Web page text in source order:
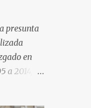
presunta
en
a 2014, el